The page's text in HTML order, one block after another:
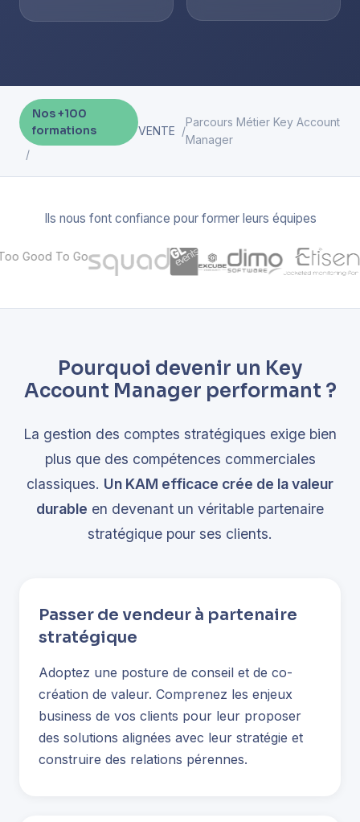
Nos +100
formations
VENTE
Parcours Métier Key Account
Manager
Ils nous font confiance pour former leurs équipes
Pourquoi devenir un Key
Account Manager performant ?
La gestion des comptes stratégiques exige bien
plus que des compétences commerciales
classiques. Un KAM efficace crée de la valeur
durable en devenant un véritable partenaire
stratégique pour ses clients.
Passer de vendeur à partenaire
stratégique
Adoptez une posture de conseil et de co-
création de valeur. Comprenez les enjeux
business de vos clients pour leur proposer
des solutions alignées avec leur stratégie et
construire des relations pérennes.